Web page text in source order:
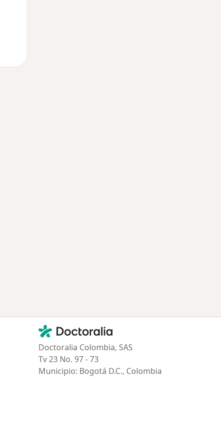
Contacto
Doctoralia - Página de inicio
Doctoralia Colombia, SAS
Tv 23 No. 97 - 73
Municipio: Bogotá D.C., Colombia